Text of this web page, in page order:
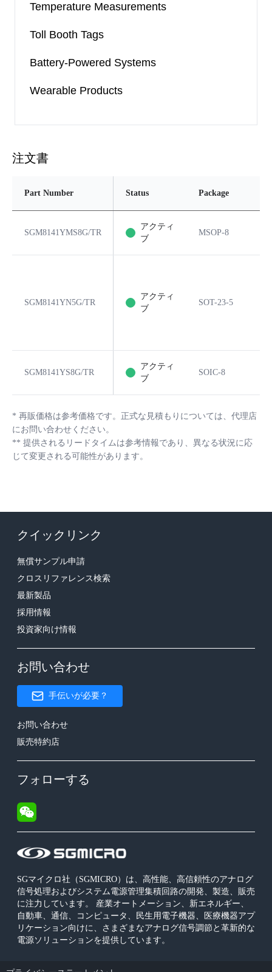
Temperature Measurements
Toll Booth Tags
Battery-Powered Systems
Wearable Products
注文書
Part Number Status Package
SGM8141YMS8G/TR
アクティ
ブ
MSOP-8
SGM8141YN5G/TR
アクティ
ブ
SOT-23-5
SGM8141YS8G/TR
アクティ
ブ
SOIC-8
* 再販価格は参考価格です。正式な見積もりについては、代理店
にお問い合わせください。
** 提供されるリードタイムは参考情報であり、異なる状況に応
じて変更される可能性があります。
SGマイクロ社（SGMICRO）は、高性能、高信頼性のアナログ
信号処理およびシステム電源管理集積回路の開発、製造、販売
に注力しています。 産業オートメーション、新エネルギー、
自動車、通信、コンピュータ、民生用電子機器、医療機器アプ
リケーション向けに、さまざまなアナログ信号調節と革新的な
電源ソリューションを提供しています。
クイックリンク
無償サンプル申請
クロスリファレンス検索
最新製品
採用情報
投資家向け情報
お問い合わせ
手伝いが必要？
お問い合わせ
販売特約店
フォローする